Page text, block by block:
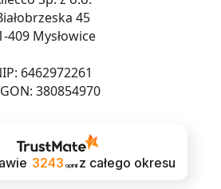
45
409 Mysłowice
6462972261
380854970
3243 opinii z całego okresu